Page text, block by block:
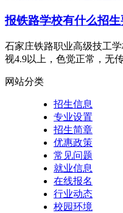
报铁路学校有什么招生
石家庄铁路职业高级技工
视4.9以上，色觉正常，无
网站分类
招生信息
专业设置
招生简章
优惠政策
常见问题
就业信息
在线报名
行业动态
校园环境